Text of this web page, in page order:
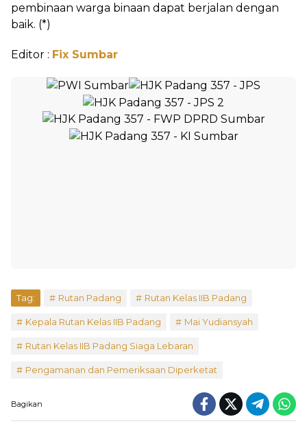
pembinaan warga binaan dapat berjalan dengan
baik. (*)
Editor : Fix Sumbar
Tag: Rutan Padang Rutan Kelas IIB Padang
Kepala Rutan Kelas IIB Padang Mai Yudiansyah
Rutan Kelas IIB Padang Siaga Lebaran
Pengamanan dan Pemeriksaan Diperketat
Bagikan